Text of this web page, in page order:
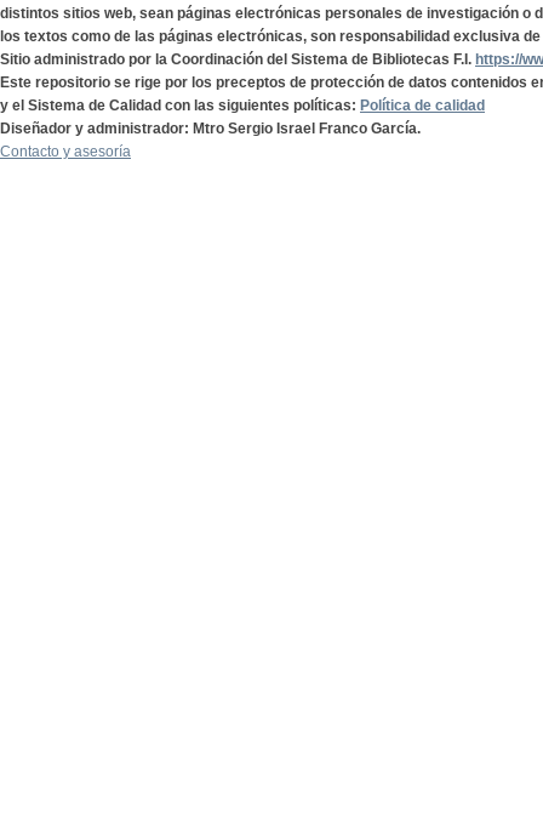
distintos sitios web, sean páginas electrónicas personales de investigación o
los textos como de las páginas electrónicas, son responsabilidad exclusiva
Sitio administrado por la Coordinación del Sistema de Bibliotecas F.I. https://
Este repositorio se rige por los preceptos de protección de datos contenidos
y el Sistema de Calidad con las siguientes políticas: Política de calidad
Diseñador y administrador: Mtro Sergio Israel Franco García.
Contacto y asesoría